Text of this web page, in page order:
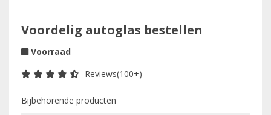
Voordelig autoglas bestellen
Voorraad
Reviews(100+)
Bijbehorende producten